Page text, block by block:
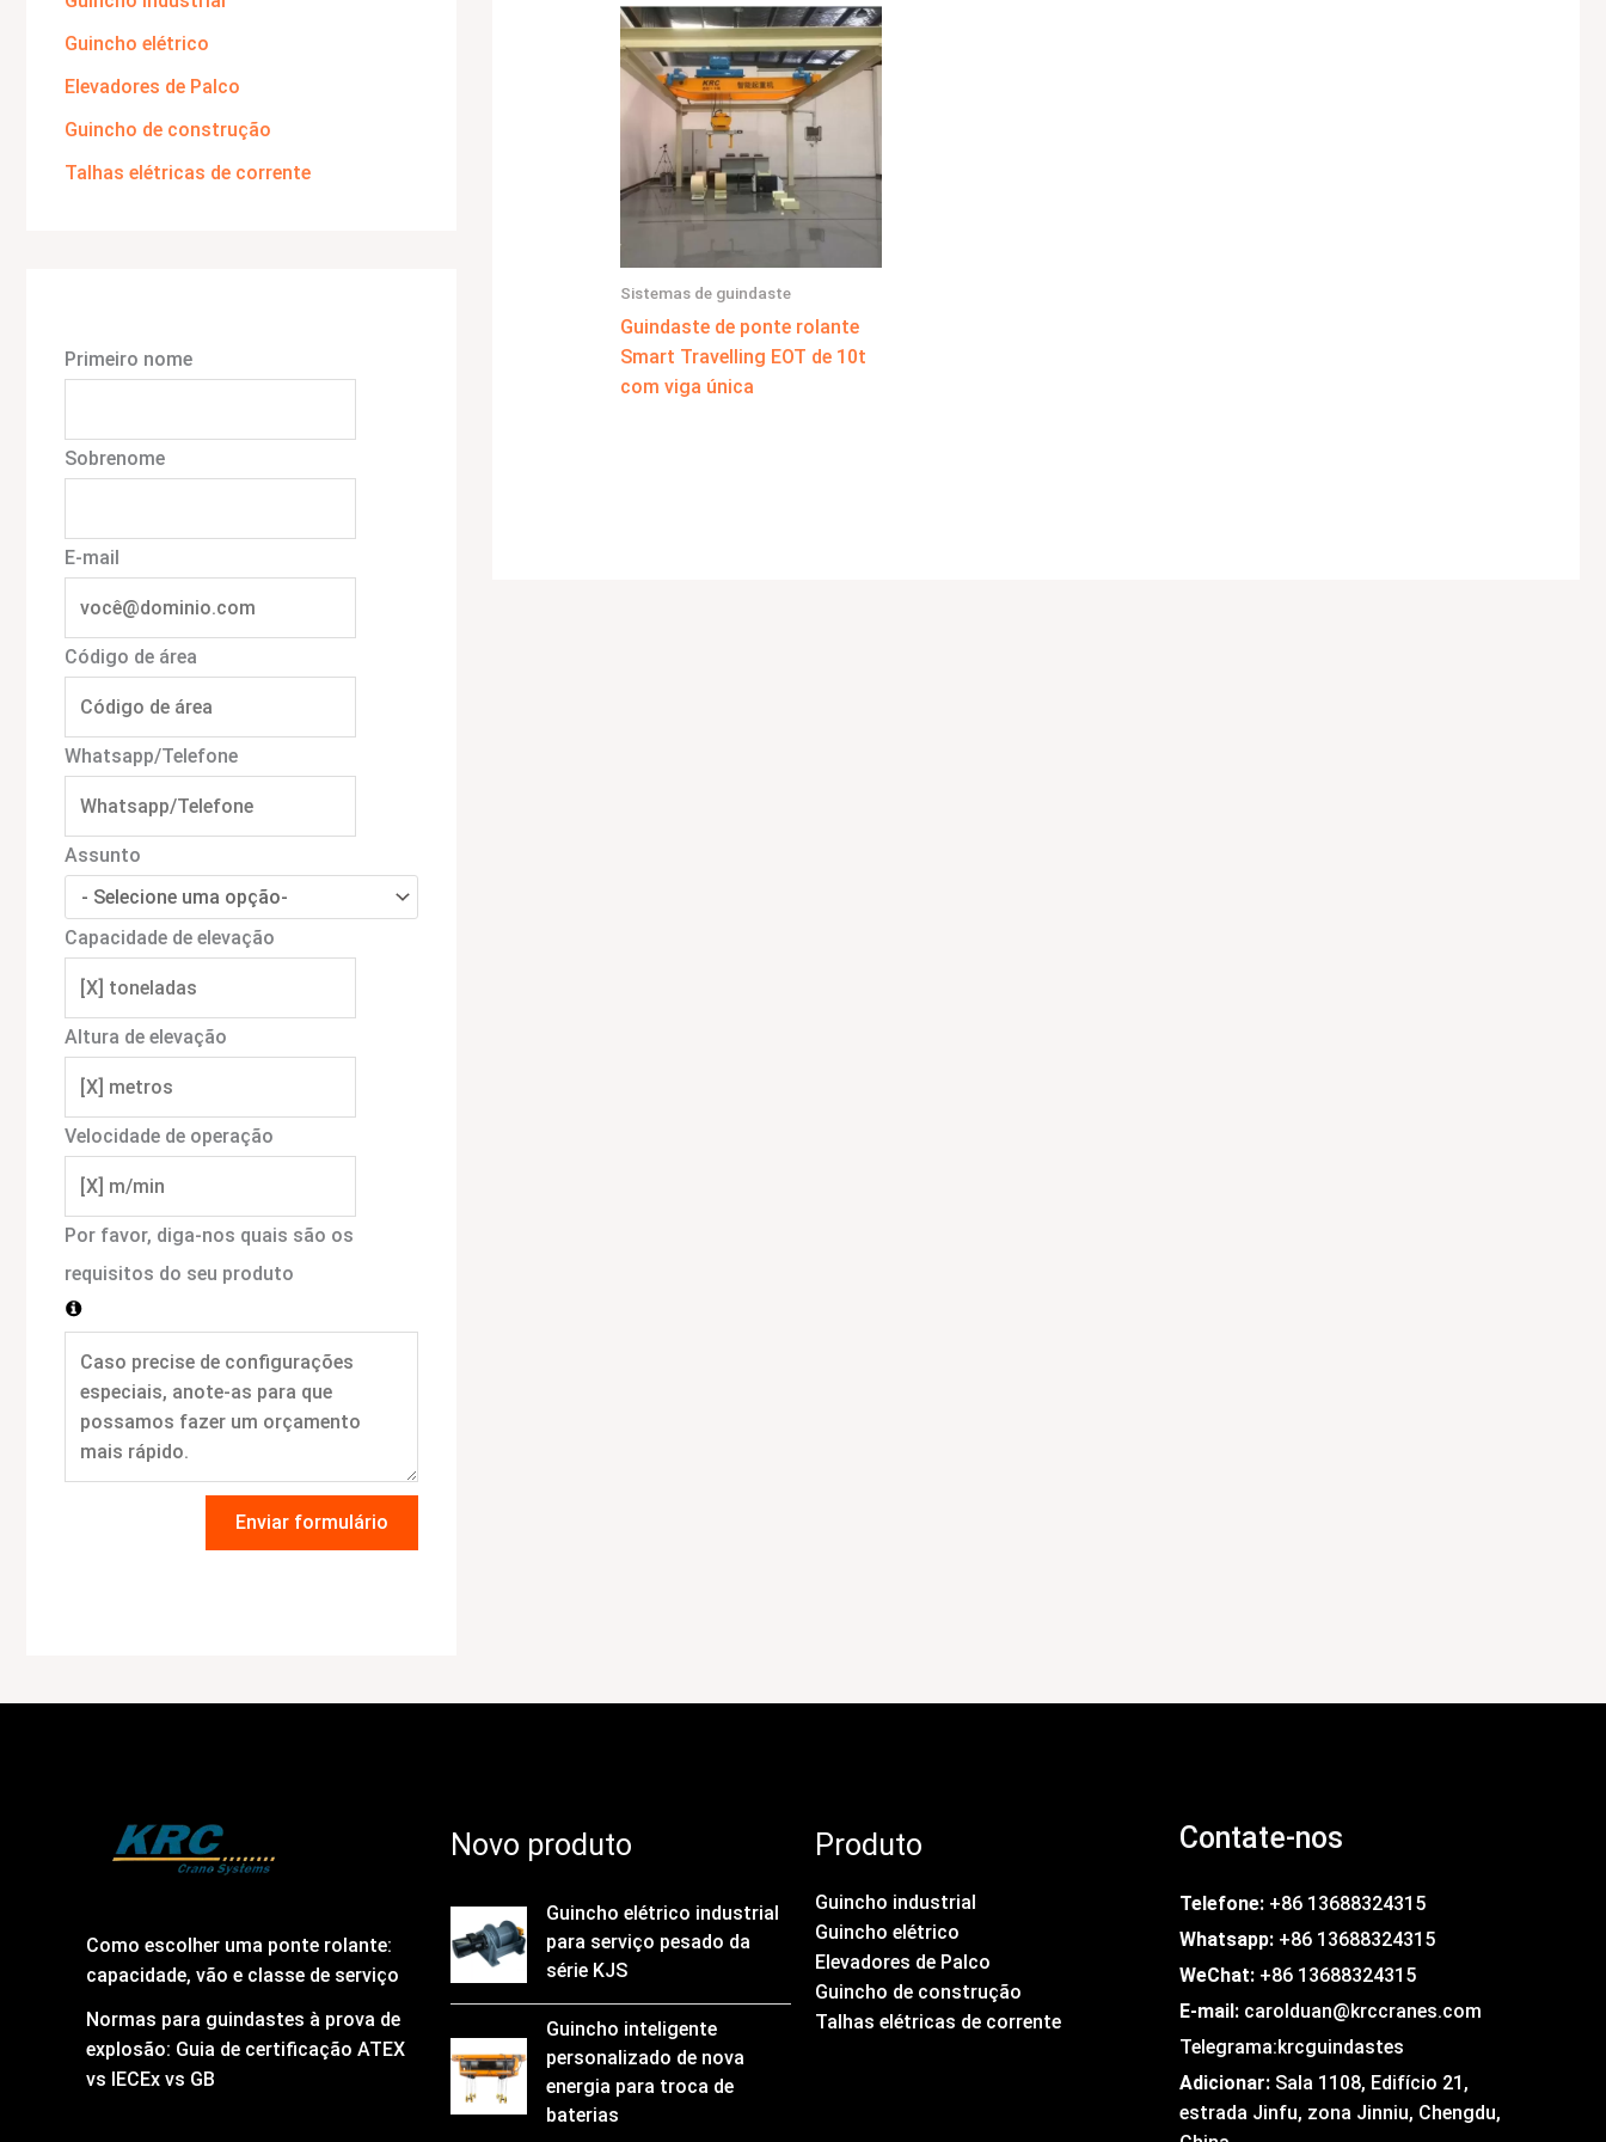
Guincho elétrico
Elevadores de Palco
Guincho de construção
Talhas elétricas de corrente
Primeiro nome
Sobrenome
E-mail
Código de área
Whatsapp/Telefone
Assunto
Capacidade de elevação
Altura de elevação
Velocidade de operação
Por favor, diga-nos quais são os
requisitos do seu produto
Enviar formulário
Sistemas de guindaste
Guindaste de ponte rolante
Smart Travelling EOT de 10t
com viga única
Como escolher uma ponte rolante:
capacidade, vão e classe de serviço
Normas para guindastes à prova de
explosão: Guia de certificação ATEX
vs IECEx vs GB
Novo produto
Guincho elétrico industrial
para serviço pesado da
série KJS
Guincho inteligente
personalizado de nova
energia para troca de
baterias
Produto
Guincho industrial
Guincho elétrico
Elevadores de Palco
Guincho de construção
Talhas elétricas de corrente
Contate-nos
Telefone: +86 13688324315
Whatsapp: +86 13688324315
WeChat: +86 13688324315
E-mail: carolduan@krccranes.com
Telegrama:krcguindastes
Adicionar: Sala 1108, Edifício 21,
estrada Jinfu, zona Jinniu, Chengdu,